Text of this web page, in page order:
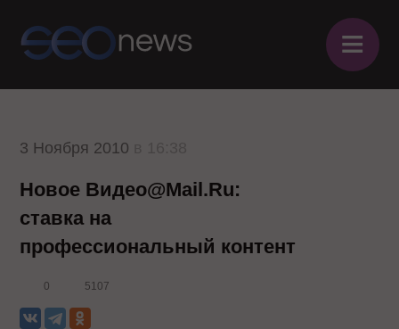
≡
3 Ноября 2010
Новое Видео@Mail.Ru:
ставка на
профессиональный контент
0 5107